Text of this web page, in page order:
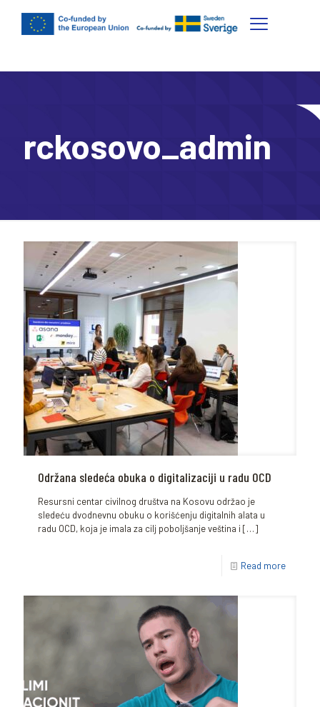
rckosovo_admin
Održana sledeća obuka o digitalizaciji u radu OCD
Resursni centar civilnog društva na Kosovu održao je
sledeću dvodnevnu obuku o korišćenju digitalnih alata u
radu OCD, koja je imala za cilj poboljšanje veština i […]
Read more